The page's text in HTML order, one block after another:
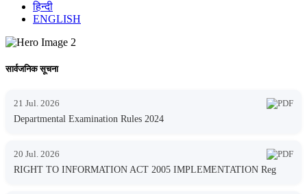
हिन्दी
ENGLISH
सार्वजनिक सूचना
21 Jul. 2026
Departmental Examination Rules 2024
20 Jul. 2026
RIGHT TO INFORMATION ACT 2005 IMPLEMENTATION Reg